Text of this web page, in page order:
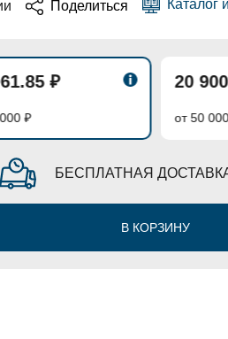
Поделиться Каталог
₽
₽
20
от 50
БЕСПЛАТНАЯ
В КОРЗИНУ